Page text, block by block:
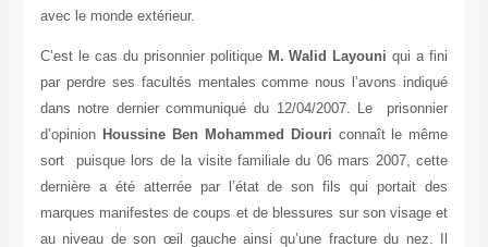
avec le monde extérieur.
C’est le cas du prisonnier politique M. Walid Layouni qui a fini
par perdre ses facultés mentales comme nous l’avons indiqué
dans notre dernier communiqué du 12/04/2007. Le prisonnier
d’opinion Houssine Ben Mohammed Diouri connaît le même
sort puisque lors de la visite familiale du 06 mars 2007, cette
dernière a été atterrée par l’état de son fils qui portait des
marques manifestes de coups et de blessures sur son visage et
au niveau de son œil gauche ainsi qu’une fracture du nez. Il